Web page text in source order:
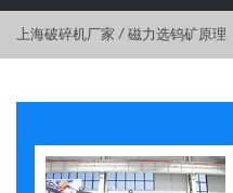
上海破碎机厂家 / 磁力选钨矿原理